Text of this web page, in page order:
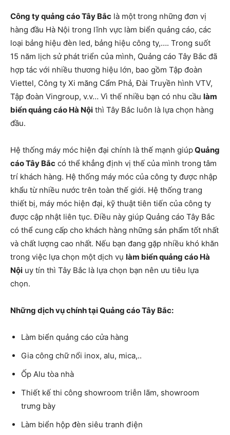
Công ty quảng cáo Tây Bắc là một trong những đơn vị
hàng đầu Hà Nội trong lĩnh vực làm biển quảng cáo, các
loại bảng hiệu đèn led, bảng hiệu công ty,…. Trong suốt
15 năm lịch sử phát triển của mình, Quảng cáo Tây Bắc đã
hợp tác với nhiều thương hiệu lớn, bao gồm Tập đoàn
Viettel, Công ty Xi măng Cẩm Phả, Đài Truyền hình VTV,
Tập đoàn Vingroup, v.v… Vì thế nhiều bạn có nhu cầu làm
biển quảng cáo Hà Nội thì Tây Bắc luôn là lựa chọn hàng
đầu.
Hệ thống máy móc hiện đại chính là thế mạnh giúpQuảng
cáo Tây Bắc có thể khẳng định vị thế của mình trong tâm
trí khách hàng. Hệ thống máy móc của công ty được nhập
khẩu từ nhiều nước trên toàn thế giới. Hệ thống trang
thiết bị, máy móc hiện đại, kỹ thuật tiên tiến của công ty
được cập nhật liên tục. Điều này giúp Quảng cáo Tây Bắc
có thể cung cấp cho khách hàng những sản phẩm tốt nhất
và chất lượng cao nhất. Nếu bạn đang gặp nhiều khó khăn
trong việc lựa chọn một dịch vụ làm biển quảng cáo Hà
Nội uy tín thì Tây Bắc là lựa chọn bạn nên ưu tiêu lựa
chọn.
Những dịch vụ chính tại Quảng cáo Tây Bắc:
Làm biển quảng cáo cửa hàng
Gia công chữ nổi inox, alu, mica,..
Ốp Alu tòa nhà
Thiết kế thi công showroom triễn lãm, showroom
trưng bày
Làm biển hộp đèn siêu tranh điện